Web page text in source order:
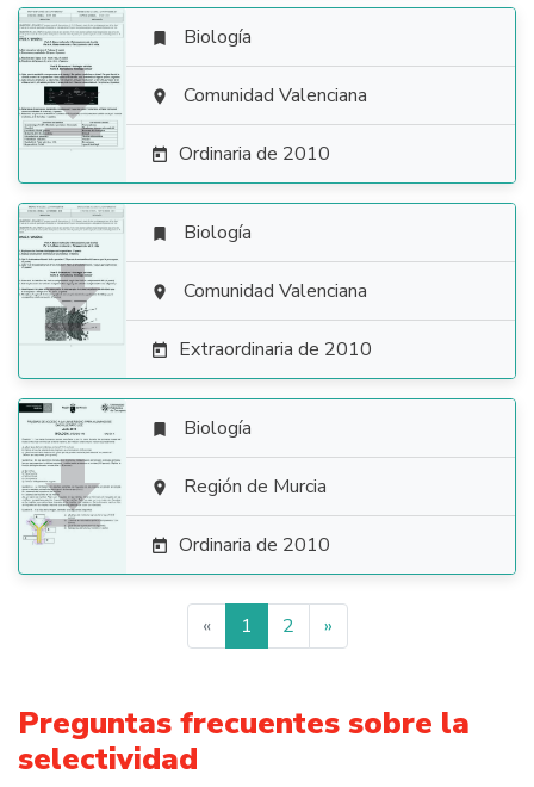

 Biología
 Comunidad Valenciana
 Ordinaria de 2010

 Biología
 Comunidad Valenciana
 Extraordinaria de 2010

 Biología
 Región de Murcia
 Ordinaria de 2010
« 1 2 »
Preguntas frecuentes sobre la
selectividad